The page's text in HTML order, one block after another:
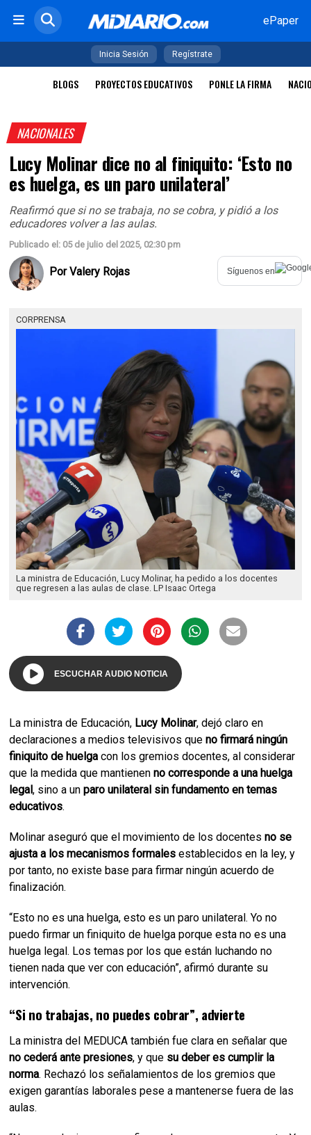
ePaper
Inicia Sesión Regístrate
BLOGS PROYECTOS EDUCATIVOS PONLE LA FIRMA
NACIONALES
Lucy Molinar dice no al finiquito: ‘Esto no
es huelga, es un paro unilateral’
Reafirmó que si no se trabaja, no se cobra, y pidió a los
educadores volver a las aulas.
Publicado el: 05 de julio del 2025, 02:30 pm
PorValery Rojas Síguenos en
CORPRENSA
La ministra de Educación, Lucy Molinar, ha pedido a los docentes
que regresen a las aulas de clase. LP Isaac Ortega
ESCUCHAR AUDIO NOTICIA
La ministra de Educación, Lucy Molinar, dejó claro en
declaraciones a medios televisivos queno firmará ningún
finiquito de huelga con los gremios docentes, al considerar
que la medida que mantienenno corresponde a una huelga
legal, sino a unparo unilateral sin fundamento en temas
educativos.
Molinar aseguró que el movimiento de los docentesno se
ajusta a los mecanismos formales establecidos en la ley, y
por tanto, no existe base para firmar ningún acuerdo de
finalización.
“Esto no es una huelga, esto es un paro unilateral. Yo no
puedo firmar un finiquito de huelga porque esta no es una
huelga legal. Los temas por los que están luchando no
tienen nada que ver con educación”, afirmó durante su
intervención.
“Si no trabajas, no puedes cobrar”, advierte
La ministra del MEDUCA también fue clara en señalar que
no cederá ante presiones, y que su deber es cumplir la
norma. Rechazó los señalamientos de los gremios que
exigen garantías laborales pese a mantenerse fuera de las
aulas.